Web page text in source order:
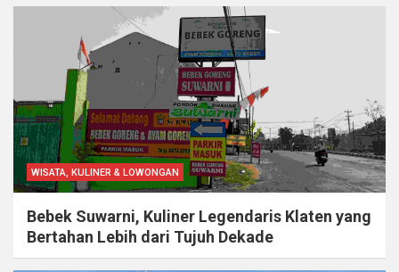
WISATA, KULINER & LOWONGAN
Bebek Suwarni, Kuliner Legendaris Klaten yang
Bertahan Lebih dari Tujuh Dekade